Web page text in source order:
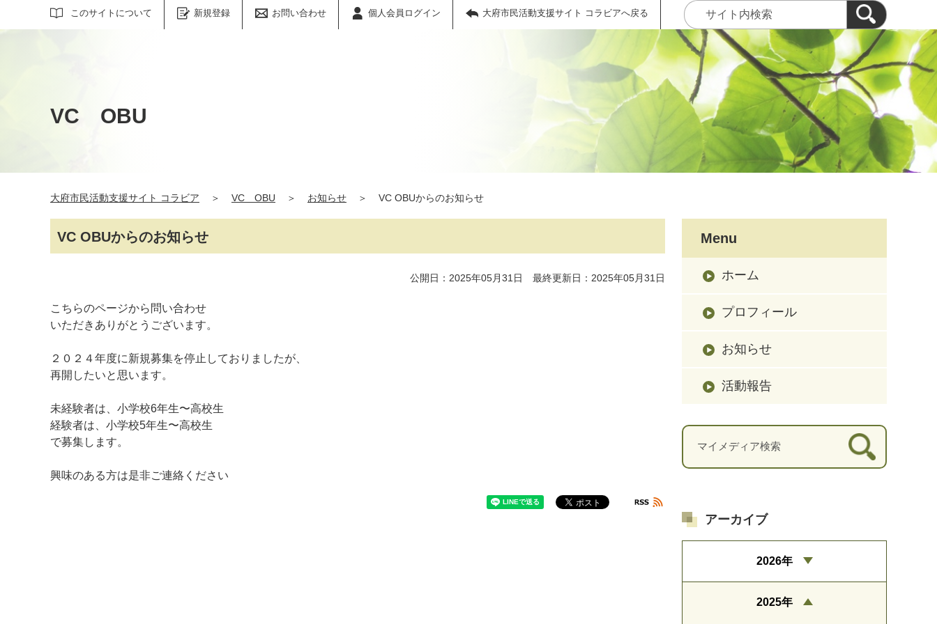
このサイトについて 新規登録 お問い合わせ 個人会員ログイン 大府市民活動支援サイト コラビアへ戻る
サイト内検索
VC OBU
大府市民活動支援サイト コラビア ＞ VC OBU ＞ お知らせ ＞ VC OBUからのお知らせ
VC OBUからのお知らせ
公開日：2025年05月31日 最終更新日：2025年05月31日
こちらのページから問い合わせ
いただきありがとうございます。
２０２４年度に新規募集を停止しておりましたが、
再開したいと思います。
未経験者は、小学校6年生〜高校生
経験者は、小学校5年生〜高校生
で募集します。
興味のある方は是非ご連絡ください
Menu
ホーム
プロフィール
お知らせ
活動報告
マイメディア検索
アーカイブ
2026年
2025年